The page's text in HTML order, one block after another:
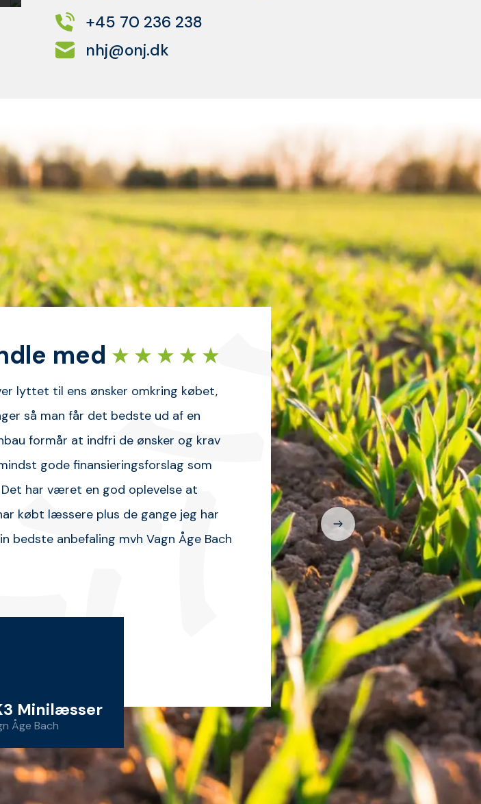
+45 70 236 238
nhj@onj.dk
Godt køb og fin service.
Jeg har i vinter 2021 købt en BX 72 flis hugger af ONJ Traktorer. Jeg fik
oplyst hvornår den var klar til levering og fik den dag en fin gennem gang af
maskinen. Jeg har brugt den rigtig meget de sidste mdr. og den lever
fuldstændig op til mine forventninger. Derfor anbefaler jeg gerne ONJ
Traktorer til andre.
Flishugger BX72